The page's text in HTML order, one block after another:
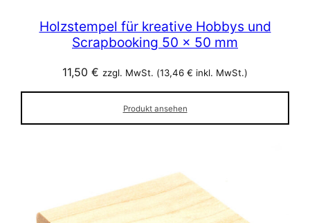
Holzstempel für kreative Hobbys und
Scrapbooking 50 x 50 mm
11,50 € zzgl. MwSt. (13,46 € inkl. MwSt.)
Produkt ansehen